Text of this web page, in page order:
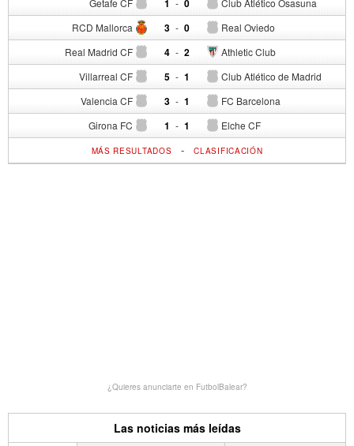
RCD Mallorca 3 - Real Oviedo
0
Real Madrid CF 4 - Athletic Club
2
Villarreal CF 5 - Club Atlético de Madrid
1
Valencia CF 3 - FC Barcelona
1
Girona FC 1 - Elche CF
1
MÁS RESULTADOS -CLASIFICACIÓN
¿Quieres anunciarte en FutbolBalear?
Las noticias más leídas